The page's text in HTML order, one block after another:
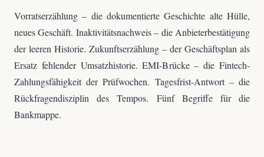
Vorratserzählung – die dokumentierte Geschichte alte Hülle,
neues Geschäft. Inaktivitätsnachweis – die Anbieterbestätigung
der leeren Historie. Zukunftserzählung – der Geschäftsplan als
Ersatz fehlender Umsatzhistorie. EMI-Brücke – die Fintech-
Zahlungsfähigkeit der Prüfwochen. Tagesfrist-Antwort – die
Rückfragendisziplin des Tempos. Fünf Begriffe für die
Bankmappe.